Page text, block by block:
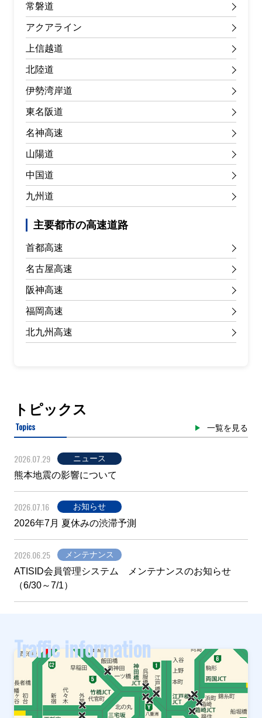
常磐道
アクアライン
上信越道
北陸道
伊勢湾岸道
東名阪道
名神高速
山陽道
中国道
九州道
主要都市の高速道路
首都高速
名古屋高速
阪神高速
福岡高速
北九州高速
トピックス
Topics 一覧を見る
2026.07.29 ニュース
熊本地震の影響について
2026.07.16 お知らせ
2026年7月 夏休みの渋滞予測
2026.06.25 メンテナンス
ATISID会員管理システム メンテナンスのお知らせ
（6/30～7/1）
Traffic information